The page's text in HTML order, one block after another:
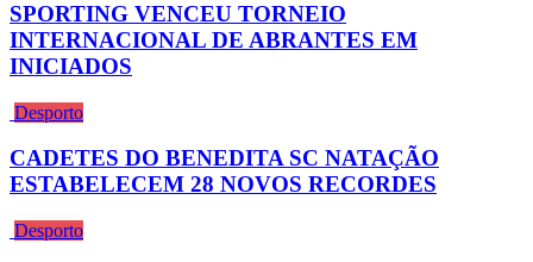
SPORTING VENCEU TORNEIO
INTERNACIONAL DE ABRANTES EM
INICIADOS
Desporto
CADETES DO BENEDITA SC NATAÇÃO
ESTABELECEM 28 NOVOS RECORDES
Desporto